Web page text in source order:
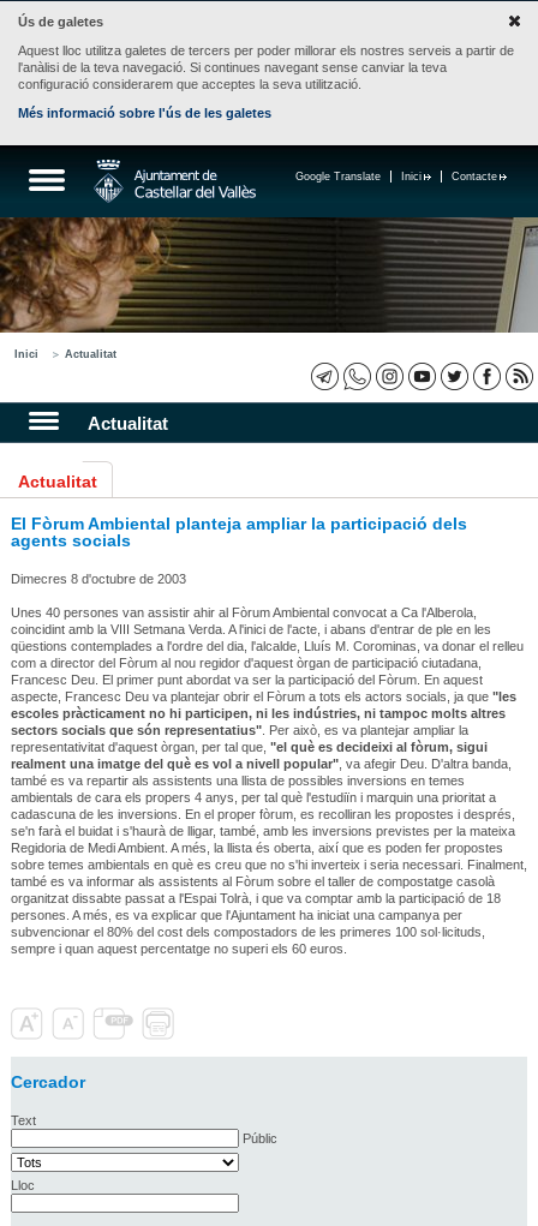
Ús de galetes
Aquest lloc utilitza galetes de tercers per poder millorar els nostres serveis a partir de
l'anàlisi de la teva navegació. Si continues navegant sense canviar la teva
configuració considerarem que acceptes la seva utilització.
Més informació sobre l'ús de les galetes
Contacte
Inici
Google Translate
Inici Actualitat
Actualitat
Actualitat
El Fòrum Ambiental planteja ampliar la participació dels
agents socials
Dimecres 8 d'octubre de 2003
Unes 40 persones van assistir ahir al Fòrum Ambiental convocat a Ca l'Alberola,
coincidint amb la VIII Setmana Verda. A l'inici de l'acte, i abans d'entrar de ple en les
qüestions contemplades a l'ordre del dia, l'alcalde, Lluís M. Corominas, va donar el relleu
com a director del Fòrum al nou regidor d'aquest òrgan de participació ciutadana,
Francesc Deu. El primer punt abordat va ser la participació del Fòrum. En aquest
aspecte, Francesc Deu va plantejar obrir el Fòrum a tots els actors socials, ja que "les
escoles pràcticament no hi participen, ni les indústries, ni tampoc molts altres
sectors socials que són representatius". Per això, es va plantejar ampliar la
representativitat d'aquest òrgan, per tal que, "el què es decideixi al fòrum, sigui
realment una imatge del què es vol a nivell popular", va afegir Deu. D'altra banda,
també es va repartir als assistents una llista de possibles inversions en temes
ambientals de cara els propers 4 anys, per tal què l'estudiïn i marquin una prioritat a
cadascuna de les inversions. En el proper fòrum, es recolliran les propostes i després,
se'n farà el buidat i s'haurà de lligar, també, amb les inversions previstes per la mateixa
Regidoria de Medi Ambient. A més, la llista és oberta, així que es poden fer propostes
sobre temes ambientals en què es creu que no s'hi inverteix i seria necessari. Finalment,
també es va informar als assistents al Fòrum sobre el taller de compostatge casolà
organitzat dissabte passat a l'Espai Tolrà, i que va comptar amb la participació de 18
persones. A més, es va explicar que l'Ajuntament ha iniciat una campanya per
subvencionar el 80% del cost dels compostadors de les primeres 100 sol·licituds,
sempre i quan aquest percentatge no superi els 60 euros.
Cercador
Text
Públic
Lloc